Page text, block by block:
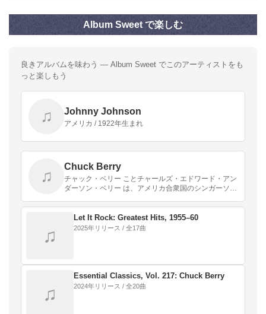
Album Sweet で楽しむ
良きアルバムを味わう — Album Sweet でこのアーティストをも
っと楽しもう
♫ Johnny Johnson
アメリカ / 1922年生まれ
♫
Chuck Berry
チャック・ベリー ことチャールズ・エドワード・アン
ダーソン・ベリー は、アメリカ合衆国のシンガーソン
人で「ロック界の伝説」と敬われ、最初期のギター・
ヒー…
♫
Let It Rock: Greatest Hits, 1955–60
2025年リリース / 全17曲
♫
Essential Classics, Vol. 217: Chuck Berry
2024年リリース / 全20曲